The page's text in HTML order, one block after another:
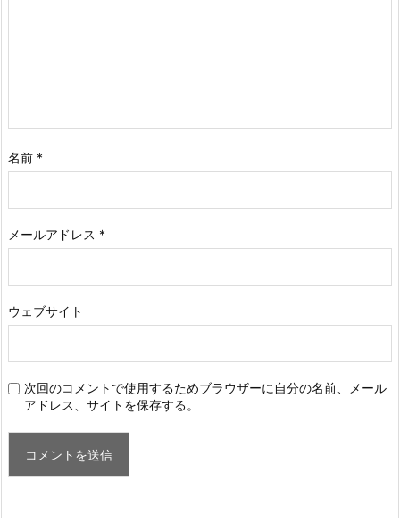
名前 *
メールアドレス *
ウェブサイト
次回のコメントで使用するためブラウザーに自分の名前、メール
アドレス、サイトを保存する。